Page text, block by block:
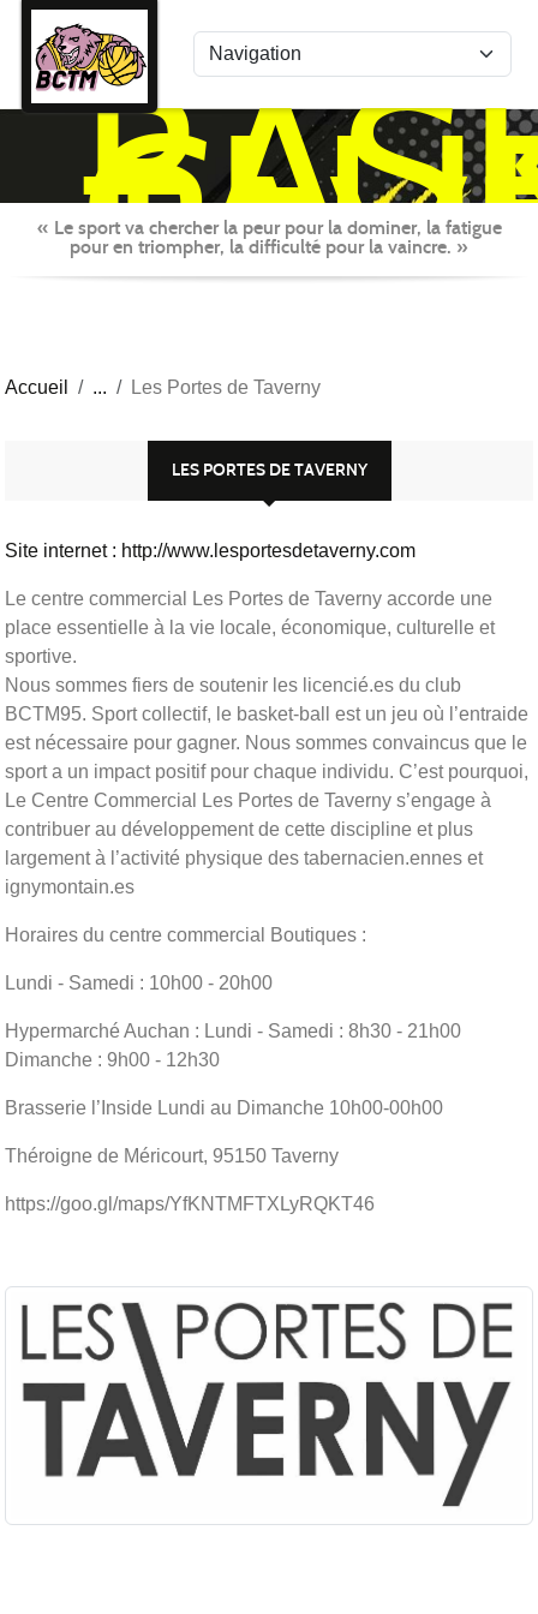
« Le sport va chercher la peur pour la dominer, la fatigue
pour en triompher, la difficulté pour la vaincre. »
Accueil Les Portes de Taverny
LES PORTES DE TAVERNY
Site internet : http://www.lesportesdetaverny.com
Le centre commercial Les Portes de Taverny accorde une
place essentielle à la vie locale, économique, culturelle et
sportive.
Nous sommes fiers de soutenir les licencié.es du club
BCTM95. Sport collectif, le basket-ball est un jeu où l’entraide
est nécessaire pour gagner. Nous sommes convaincus que le
sport a un impact positif pour chaque individu. C’est pourquoi,
Le Centre Commercial Les Portes de Taverny s’engage à
contribuer au développement de cette discipline et plus
largement à l’activité physique des tabernacien.ennes et
ignymontain.es
Horaires du centre commercial Boutiques :
Lundi - Samedi : 10h00 - 20h00
Hypermarché Auchan : Lundi - Samedi : 8h30 - 21h00
Dimanche : 9h00 - 12h30
Brasserie l’Inside Lundi au Dimanche 10h00-00h00
Théroigne de Méricourt, 95150 Taverny
https://goo.gl/maps/YfKNTMFTXLyRQKT46
Panneau de gestion des cookies